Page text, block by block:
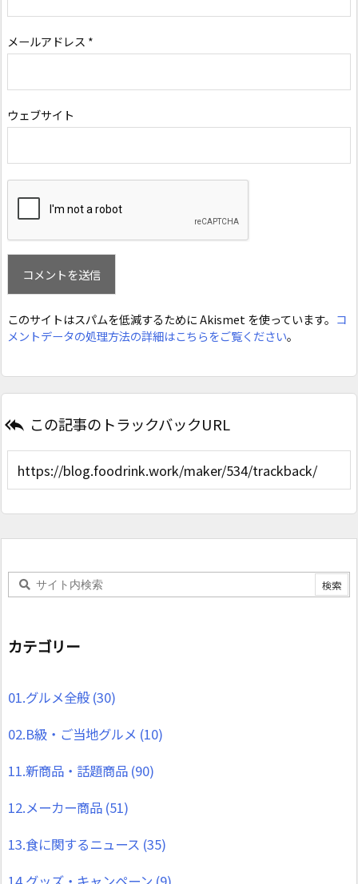
メールアドレス *
ウェブサイト
このサイトはスパムを低減するために Akismet を使っています。 コ
メントデータの処理方法の詳細はこちらをご覧ください。
 この記事のトラックバックURL
カテゴリー
01.グルメ全般 (30)
02.B級・ご当地グルメ (10)
11.新商品・話題商品 (90)
12.メーカー商品 (51)
13.食に関するニュース (35)